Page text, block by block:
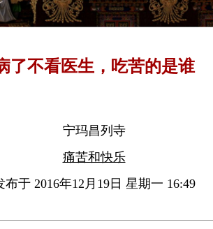
了不看医生，吃苦的是谁
宁玛昌列寺
痛苦和快乐
布于 2016年12月19日 星期一 16:49